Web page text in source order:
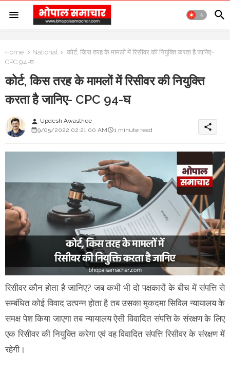
Home National
कोर्ट, किस तरह के मामलों में रिसीवर की नियुक्ति करता है जानिए-
CPC 94-घ
कोर्ट, किस तरह के मामलों में रिसीवर की नियुक्ति
करता है जानिए- CPC 94-घ
person Updesh Awasthee
9/05/2022 02:21:00 AM
1 minute read share
रिसीवर कौन होता है जानिए? जब कभी भी दो पक्षकारों के बीच में संपत्ति से
सम्बंधित कोई विवाद उत्पन्न होता है तब उसका मुकदमा सिविल न्यायालय के
समक्ष पेश किया जाएगा तब न्यायालय ऐसी विवादित संपत्ति के संरक्षण के लिए
एक रिसीवर की नियुक्ति करेगा एवं वह विवादित संपत्ति रिसीवर के संरक्षण में
रहेगी।